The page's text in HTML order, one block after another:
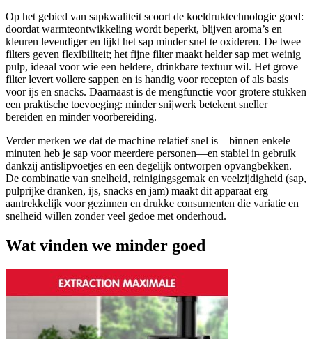
Op het gebied van sapkwaliteit scoort de koeldruktechnologie goed:
doordat warmteontwikkeling wordt beperkt, blijven aroma’s en
kleuren levendiger en lijkt het sap minder snel te oxideren. De twee
filters geven flexibiliteit; het fijne filter maakt helder sap met weinig
pulp, ideaal voor wie een heldere, drinkbare textuur wil. Het grove
filter levert vollere sappen en is handig voor recepten of als basis
voor ijs en snacks. Daarnaast is de mengfunctie voor grotere stukken
een praktische toevoeging: minder snijwerk betekent sneller
bereiden en minder voorbereiding.
Verder merken we dat de machine relatief snel is—binnen enkele
minuten heb je sap voor meerdere personen—en stabiel in gebruik
dankzij antislipvoetjes en een degelijk ontworpen opvangbekken.
De combinatie van snelheid, reinigingsgemak en veelzijdigheid (sap,
pulprijke dranken, ijs, snacks en jam) maakt dit apparaat erg
aantrekkelijk voor gezinnen en drukke consumenten die variatie en
snelheid willen zonder veel gedoe met onderhoud.
Wat vinden we minder goed